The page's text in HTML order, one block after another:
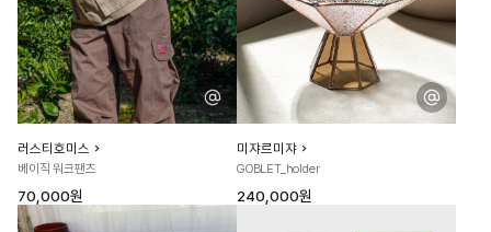
러스티호미스
베이직 워크팬츠
70,000원
미쟈르미쟈
GOBLET_holder
240,000원